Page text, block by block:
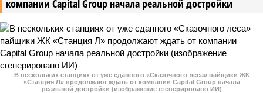
компании Capital Group начала реальной достройки
В нескольких станциях от уже сданного «Сказочного леса» пайщики ЖК
«Станция Л» продолжают ждать от компании Capital Group начала
реальной достройки (изображение сгенерировано ИИ)